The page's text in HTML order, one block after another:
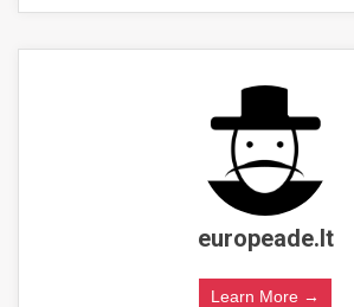
europeade.lt
Learn More →